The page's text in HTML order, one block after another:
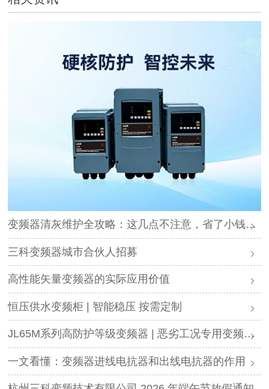
变频器清灰维护全攻略：这几点不注意，省了小钱却可能毁了设备
三科变频器城市合伙人招募
高性能矢量变频器的实际应用价值
恒压供水变频柜 | 智能稳压 按需定制
JL65M系列高防护等级变频器 | 恶劣工况专用变频解决方案
一文看懂：变频器进线电抗器和出线电抗器的作用